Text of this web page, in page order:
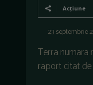
Acțiune
23 septembrie
Terra numara
raport citat de